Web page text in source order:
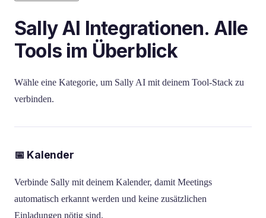
Sally AI Integrationen. Alle
Tools im Überblick
Wähle eine Kategorie, um Sally AI mit deinem Tool-Stack zu
verbinden.
📅 Kalender
Verbinde Sally mit deinem Kalender, damit Meetings
automatisch erkannt werden und keine zusätzlichen
Einladungen nötig sind.